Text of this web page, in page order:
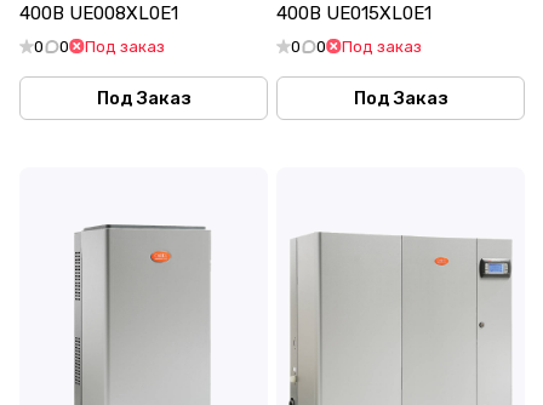
400В UE008XL0E1
0 0 Под заказ
Под Заказ
400В UE015XL0E1
0 0 Под заказ
Под Заказ